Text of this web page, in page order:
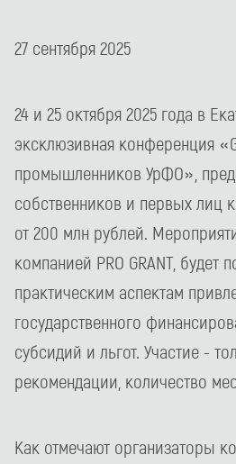
27 сентября 2025
24 и 25 октября 2025 года в
эксклюзивная конференция
промышленников УрФО»,
собственников и первых лиц
от 200 млн рублей.
компанией PRO GRANT, будет
практическим аспектам
государственного
субсидий и льгот. Участие -
рекомендации, количество
Как отмечают организаторы